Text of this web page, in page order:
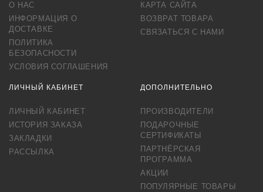
О НАС
ИНФОРМАЦИЯ О
ДОСТАВКЕ
ПОЛИТИКА
БЕЗОПАСНОСТИ
УСЛОВИЯ СОГЛАШЕНИЯ
КАРТА САЙТА
ВОЗВРАТ ТОВАРА
СВЯЗАТЬСЯ С НАМИ
ЛИЧНЫЙ КАБИНЕТ
ЛИЧНЫЙ КАБИНЕТ
ИСТОРИЯ ЗАКАЗА
ЗАКЛАДКИ
РАССЫЛКА
ДОПОЛНИТЕЛЬНО
ПРОИЗВОДИТЕЛИ
ПОДАРОЧНЫЕ
СЕРТИФИКАТЫ
ПАРТНЁРСКАЯ
ПРОГРАММА
АКЦИИ
ПОПУЛЯРНЫЕ ТОВАРЫ